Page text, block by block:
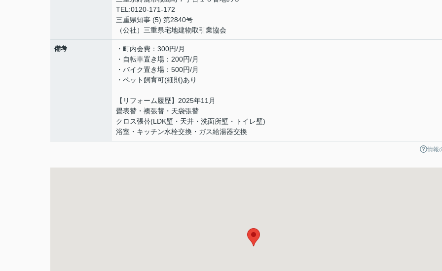
TEL:0120-171-172
三重県知事 (5) 第2840号
（公社）三重県宅地建物取引業協会
備考
・町内会費：300円/月
・自転車置き場：200円/月
・バイク置き場：500円/月
・ペット飼育可(細則)あり
【リフォーム履歴】2025年11月
畳表替・襖張替・天袋張替
クロス張替(LDK壁・天井・洗面所壁・トイレ壁)
浴室・キッチン水栓交換・ガス給湯器交換
情報